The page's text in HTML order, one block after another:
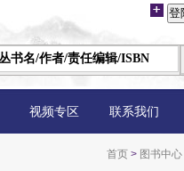
视频专区 联系我们
首页 > 图书中心